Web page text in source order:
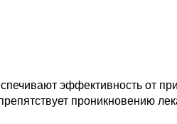
эффективность от
проникновению